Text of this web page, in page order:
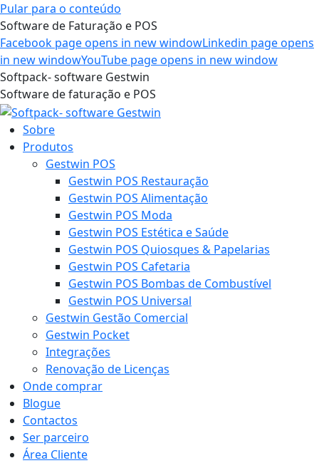
Pular para o conteúdo
Software de Faturação e POS
Facebook page opens in new windowLinkedin page opens
in new windowYouTube page opens in new window
Softpack- software Gestwin
Software de faturação e POS
Sobre
Produtos
Gestwin POS
Gestwin POS Restauração
Gestwin POS Alimentação
Gestwin POS Moda
Gestwin POS Estética e Saúde
Gestwin POS Quiosques & Papelarias
Gestwin POS Cafetaria
Gestwin POS Bombas de Combustível
Gestwin POS Universal
Gestwin Gestão Comercial
Gestwin Pocket
Integrações
Renovação de Licenças
Onde comprar
Blogue
Contactos
Ser parceiro
Área Cliente